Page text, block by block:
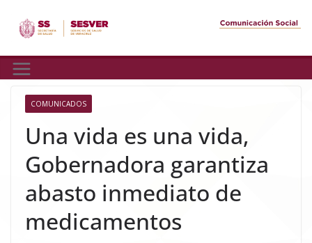
COMUNICADOS
Una vida es una vida,
Gobernadora garantiza
abasto inmediato de
medicamentos